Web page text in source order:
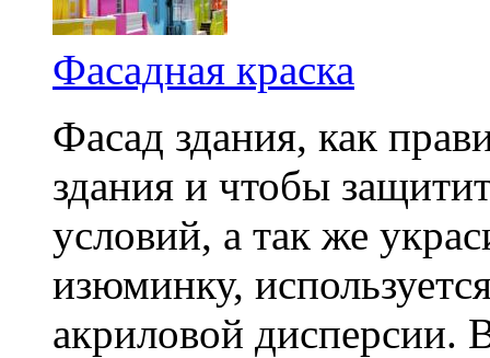
Фасадная краска
Фасад здания, как
здания и чтобы
условий, а так же
изюминку,
акриловой дисперсии.